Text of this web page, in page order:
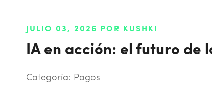
JULIO 03, 2026 POR KUSHKI
IA en acción: el futuro de
Categoría: Pagos